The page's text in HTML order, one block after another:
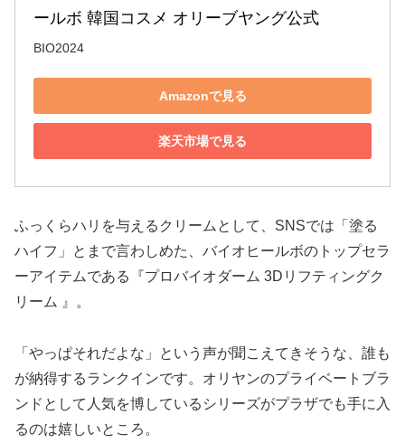
ールボ 韓国コスメ オリーブヤング公式
BIO2024
Amazonで見る
楽天市場で見る
ふっくらハリを与えるクリームとして、SNSでは「塗る
ハイフ」とまで言わしめた、バイオヒールボのトップセラ
ーアイテムである『プロバイオダーム 3Dリフティングク
リーム 』。
「やっぱそれだよな」という声が聞こえてきそうな、誰も
が納得するランクインです。オリヤンのプライベートブラ
ンドとして人気を博しているシリーズがプラザでも手に入
るのは嬉しいところ。